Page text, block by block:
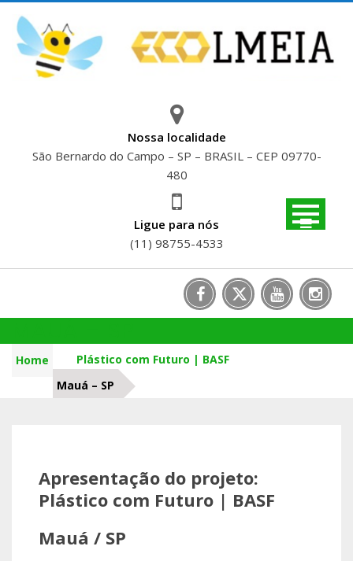
content
Nossa localidade
São Bernardo do Campo – SP – BRASIL – CEP 09770-
480
Ligue para nós
(11) 98755-4533
Home
Plástico com Futuro | BASF
Mauá – SP
Apresentação do projeto:
Plástico com Futuro | BASF
Mauá / SP